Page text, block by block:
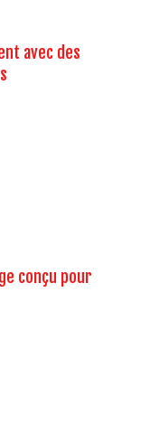
avec des
conçu pour